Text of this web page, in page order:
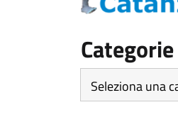
Categorie
Categorie